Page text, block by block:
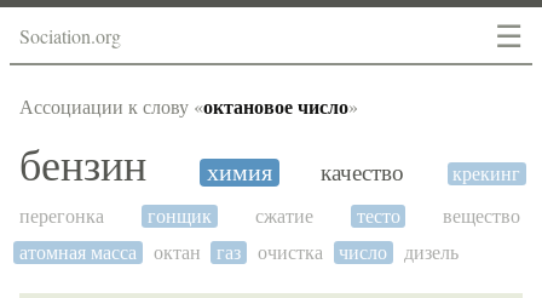
☰
Sociation.org
Ассоциации к слову «октановое число»
бензин химия качество
крекинг
перегонка
гонщик сжатие тесто
вещество
атомная масса
октан газ очистка число дизель